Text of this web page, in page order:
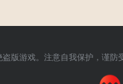
版游戏。注意自我保护，谨防